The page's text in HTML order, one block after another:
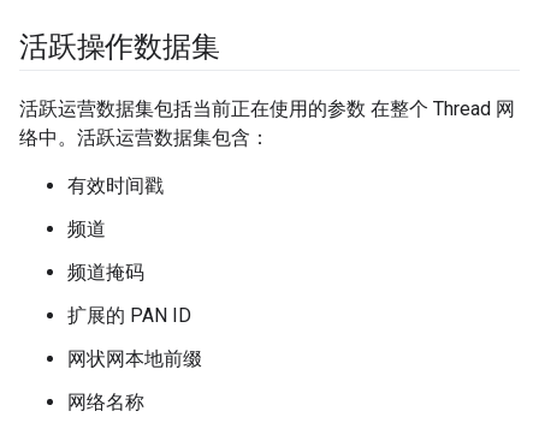
活跃操作数据集
活跃运营数据集包括当前正在使用的参数 在整个 Thread 网
络中。活跃运营数据集包含：
有效时间戳
频道
频道掩码
扩展的 PAN ID
网状网本地前缀
网络名称